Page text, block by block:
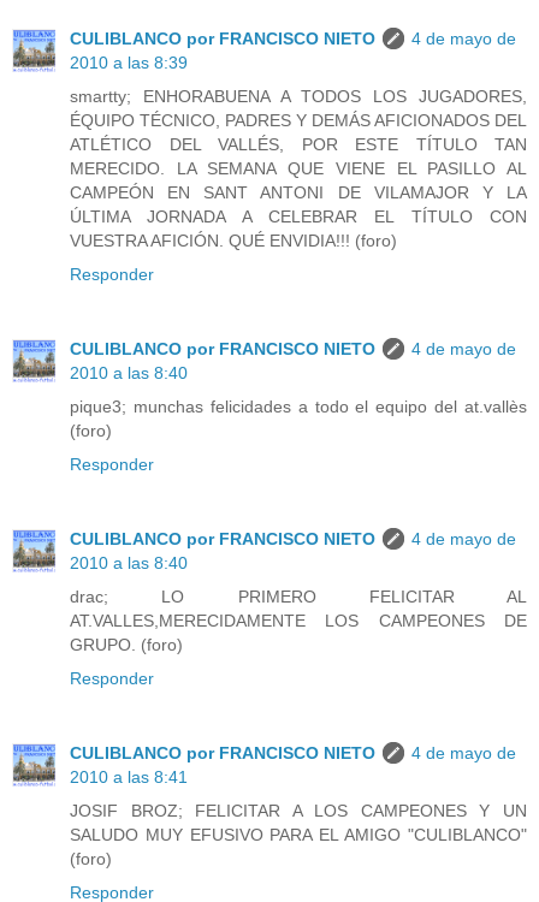
CULIBLANCO por FRANCISCO NIETO
4 de mayo de
2010 a las 8:39
smartty; ENHORABUENA A TODOS LOS JUGADORES,
ÉQUIPO TÉCNICO, PADRES Y DEMÁS AFICIONADOS DEL
ATLÉTICO DEL VALLÉS, POR ESTE TÍTULO TAN
MERECIDO. LA SEMANA QUE VIENE EL PASILLO AL
CAMPEÓN EN SANT ANTONI DE VILAMAJOR Y LA
ÚLTIMA JORNADA A CELEBRAR EL TÍTULO CON
VUESTRA AFICIÓN. QUÉ ENVIDIA!!! (foro)
Responder
CULIBLANCO por FRANCISCO NIETO
4 de mayo de
2010 a las 8:40
pique3; munchas felicidades a todo el equipo del at.vallès
(foro)
Responder
CULIBLANCO por FRANCISCO NIETO
4 de mayo de
2010 a las 8:40
drac; LO PRIMERO FELICITAR AL
AT.VALLES,MERECIDAMENTE LOS CAMPEONES DE
GRUPO. (foro)
Responder
CULIBLANCO por FRANCISCO NIETO
4 de mayo de
2010 a las 8:41
JOSIF BROZ; FELICITAR A LOS CAMPEONES Y UN
SALUDO MUY EFUSIVO PARA EL AMIGO "CULIBLANCO"
(foro)
Responder